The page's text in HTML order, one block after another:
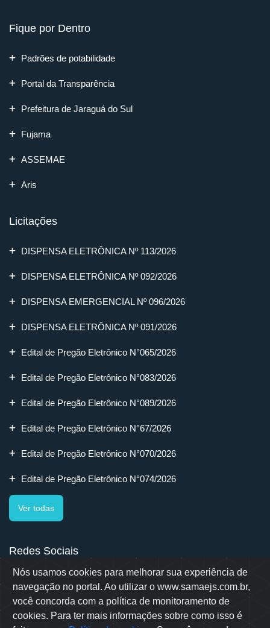
Nós usamos cookies para melhorar sua experiência de
navegação no portal. Ao utilizar o www.samaejs.com.br,
você concorda com a política de monitoramento de
cookies. Para ter mais informações sobre como isso é
Fique por Dentro
Padrões de potabilidade
Portal da Transparência
Prefeitura de Jaraguá do Sul
Fujama
ASSEMAE
Aris
Licitações
DISPENSA ELETRÔNICA Nº 113/2026
DISPENSA ELETRÔNICA Nº 092/2026
DISPENSA EMERGENCIAL Nº 096/2026
DISPENSA ELETRÔNICA Nº 091/2026
Edital de Pregão Eletrônico N°065/2026
Edital de Pregão Eletrônico N°083/2026
Edital de Pregão Eletrônico N°089/2026
Edital de Pregão Eletrônico N°67/2026
Edital de Pregão Eletrônico N°070/2026
Edital de Pregão Eletrônico N°074/2026
Ver todas
Redes Sociais
Rua Erwino Menegotti, 478 - Bairro Água Verde - Jaraguá do Sul
- SC